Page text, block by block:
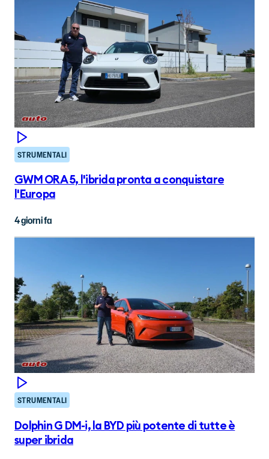
STRUMENTALI
GWM ORA 5, l'ibrida pronta a conquistare
l'Europa
4 giorni fa
STRUMENTALI
Dolphin G DM-i, la BYD più potente di tutte è
super ibrida